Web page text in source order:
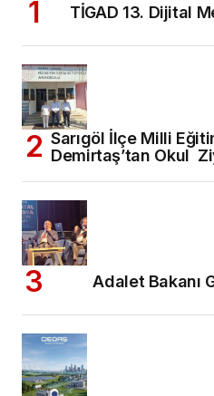
TİGAD 13. Dijital
Sarıgöl İlçe Milli
Demirtaş’tan Okul
Adalet Bakanı